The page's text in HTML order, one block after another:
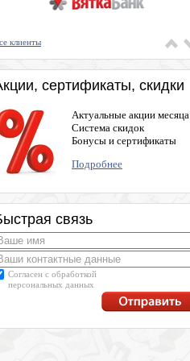
клиенты
сертификаты, скидки
Актуальные акции месяца
Система скидок
Бонусы и сертификаты
Подробнее
связь